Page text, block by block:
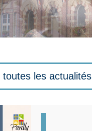
toutes les actualités